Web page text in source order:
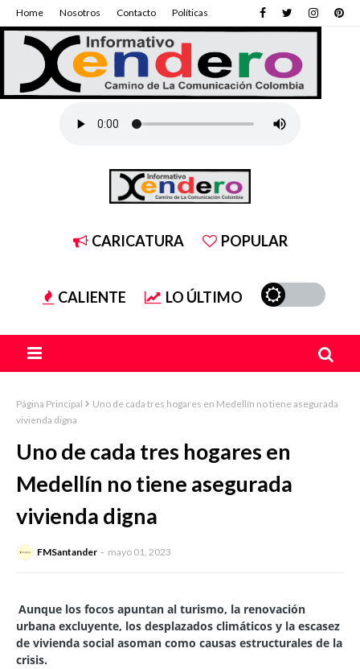
Home Nosotros Contacto Políticas
CARICATURA POPULAR
CALIENTE LO ÚLTIMO
Página Principal
Uno de cada tres hogares en Medellín no tiene asegurada
vivienda digna
Uno de cada tres hogares en
Medellín no tiene asegurada
vivienda digna
FMSantander mayo 01, 2023
Aunque los focos apuntan al turismo, la renovación
urbana excluyente, los desplazados climáticos y la escasez
de vivienda social asoman como causas estructurales de la
crisis.